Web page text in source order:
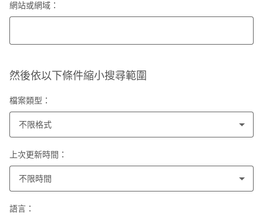
網站或網域：
然後依以下條件縮小搜尋範圍
檔案類型：
不限格式
上次更新時間：
不限時間
語言：